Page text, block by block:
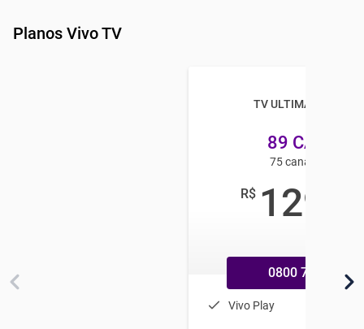
Planos Vivo TV
TV ULTIMATE HD
89 CANAIS
75 canais em HD
R$ 129
0800 770 9800
Vivo Play